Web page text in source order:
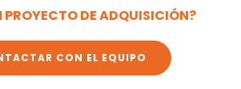
PROYECTO DE ADQUISICIÓN?
CON EL EQUIPO